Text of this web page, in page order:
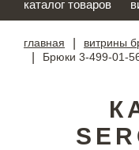
каталог товаров
главная витрины
Брюки 3-499-01-